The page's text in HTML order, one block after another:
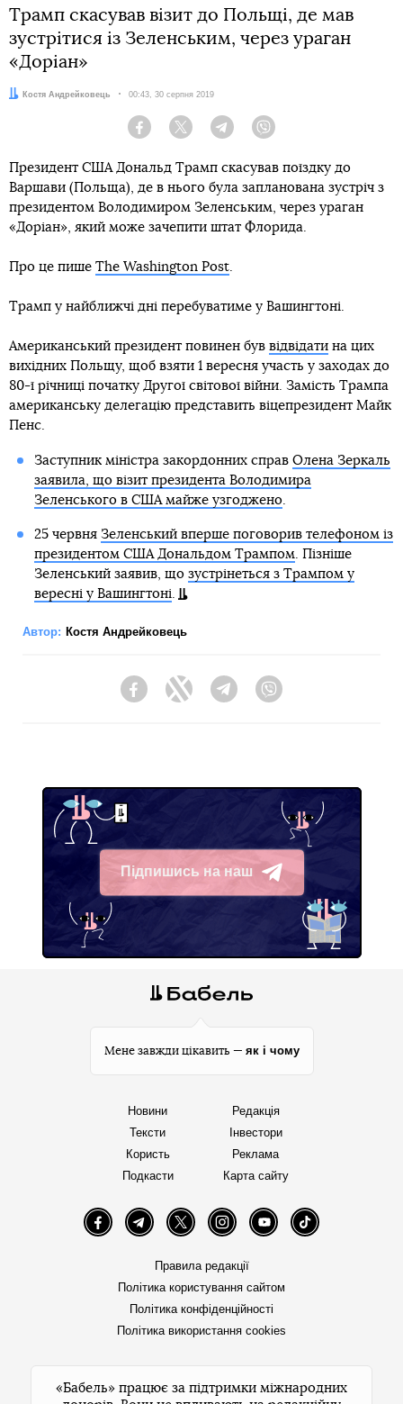
Трамп скасував візит до Польщі, де мав
зустрітися із Зеленським, через ураган
«Доріан»
Автор:Костя Андрейковець Дата:
00:43, 30 серпня 2019
Facebook Twitter Telegram
Президент США Дональд Трамп скасував поїздку до
Варшави (Польща), де в нього була запланована зустріч з
президентом Володимиром Зеленським, через ураган
«Доріан», який може зачепити штат Флорида.
Про це пише The Washington Post
Трамп у найближчі дні перебуватиме у Вашингтоні.
Американський президент повинен був відвідати на цих
вихідних Польщу, щоб взяти 1 вересня участь у заходах до
80-ї річниці початку Другої світової війни. Замість Трампа
американську делегацію представить віцепрезидент Майк
Пенс.
Заступник міністра закордонних справ Олена Зеркаль
заявила, що візит президента Володимира
Зеленського в США майже узгоджено.
25 червня Зеленський вперше поговорив телефоном із
президентом США Дональдом Трампом . Пізніше
Зеленський заявив, що зустрінеться з Трампом у
вересні у Вашингтоні
Автор: Костя Андрейковець
FacebookTwitter Telegram
Підпишись на наш
Telegram
Мене завжди цікавить — як і чому
Новини
Тексти
Користь
Подкасти
Редакція
Інвестори
Реклама
Карта сайту
FacebookTelegramTwitter InstagramYouTube TikTok
Правила редакції
Політика користування сайтом
Політика конфіденційності
Політика використання cookies
«Бабель» працює за підтримки міжнародних